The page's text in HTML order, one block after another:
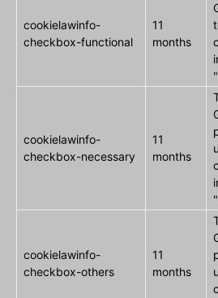
cookielawinfo-
checkbox-functional
11
months
cookielawinfo-
checkbox-necessary
11
months
cookielawinfo-
checkbox-others
11
months